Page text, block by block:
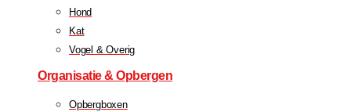
Hond
Kat
Vogel & Overig
Organisatie & Opbergen
Opbergboxen